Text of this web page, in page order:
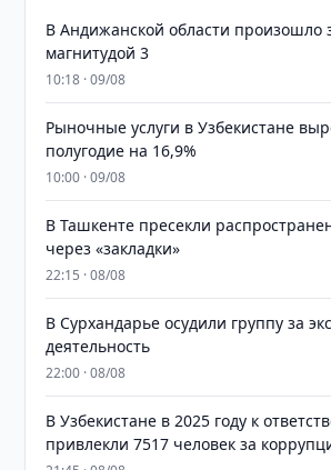
В Андижанской области произошло
магнитудой 3
10:18 · 09/08
Рыночные услуги в Узбекистане
полугодие на 16,9%
10:00 · 09/08
В Ташкенте пресекли
через «закладки»
22:15 · 08/08
В Сурхандарье осудили группу за
деятельность
22:00 · 08/08
В Узбекистане в 2025 году к
привлекли 7517 человек за